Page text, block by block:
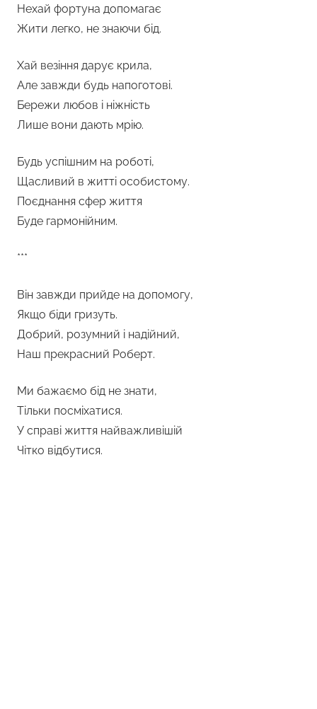
Нехай фортуна допомагає
Жити легко, не знаючи бід.
Хай везіння дарує крила,
Але завжди будь напоготові.
Бережи любов і ніжність
Лише вони дають мрію.
Будь успішним на роботі,
Щасливий в житті особистому.
Поєднання сфер життя
Буде гармонійним.
***
Він завжди прийде на допомогу,
Якщо біди гризуть.
Добрий, розумний і надійний,
Наш прекрасний Роберт.
Ми бажаємо бід не знати,
Тільки посміхатися.
У справі життя найважливішій
Чітко відбутися.